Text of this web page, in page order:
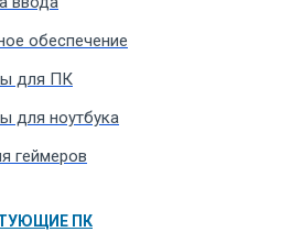
это сообщение
обеспечение
для ПК
для ноутбука
геймеров
ПК